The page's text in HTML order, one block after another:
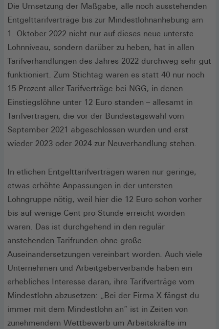
Die Umsetzung der Maßgabe, alle noch ausstehenden
Entgelttarifverträge bis zur Mindestlohnanhebung am
1. Oktober 2022 nicht nur auf dieses neue unterste
Lohnniveau, sondern darüber zu heben, hat in allen
Tarifverhandlungen des Jahres 2022 durchweg sehr gut
funktioniert. Zum Stichtag waren es statt 40 nur noch
15 Prozent aller Tarifverträge bei NGG, in denen
Einstiegslöhne unter 12 Euro standen – allesamt in
Tarifverträgen, die vor der Bundestagswahl vom
September 2021 abgeschlossen wurden und erst
wieder 2023 oder 2024 zur Neuverhandlung stehen.
In etlichen Entgelttarifverträgen waren nur geringe,
etwas erhöhte Anpassungen in der untersten
Lohngruppe nötig, weil hier die 12 Euro schon vorher
bis auf wenige Cent pro Stunde erreicht worden
waren. Das ist durchgehend in den regulär
anstehenden Tarifrunden ohne große
Auseinandersetzungen vereinbart worden. Auch viele
Unternehmen und Arbeitgeberverbände haben ein
erhebliches Interesse daran, ihre Tarifverträge vom
Mindestlohn abzusetzen: „Bei der Firma X fängst du
immer mit dem Mindestlohn an“ ist in Zeiten von
zunehmendem Wettbewerb um Arbeitskräfte im